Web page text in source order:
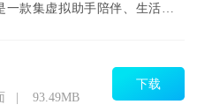
拟助手陪伴、生活功能管理与二次元文化内容聚
93.49MB
下载